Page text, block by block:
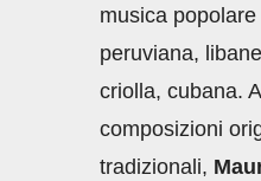
musica
peruviana,
criolla, cubana.
composizioni
tradizionali,